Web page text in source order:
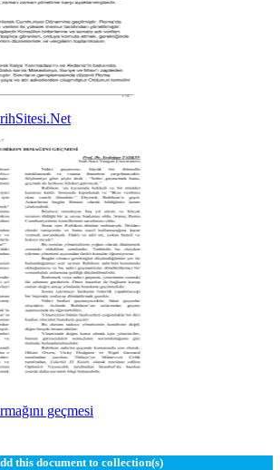
geçmesi
this document to collection(s)